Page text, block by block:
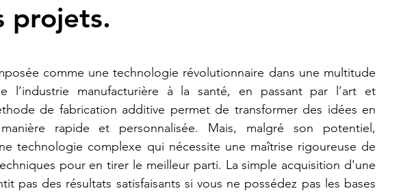
visible sur google
Imprimante 3d prix Refaire une pièce imprimante 3D K2 Plus Combo
SNAPMAKER U1
projets.
comme une technologie révolutionnaire dans une multitude
l’industrie manufacturière à la santé, en passant par l’art et
de fabrication additive permet de transformer des idées en
rapide et personnalisée. Mais, malgré son potentiel,
technologie complexe qui nécessite une maîtrise rigoureuse de
pas des résultats satisfaisants si vous ne possédez pas les bases